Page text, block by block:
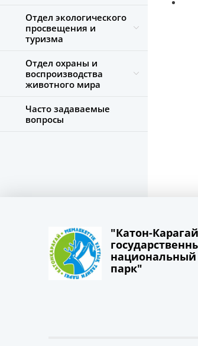
Отдел экологического
просвещения и
туризма
Отдел охраны и
воспроизводства
животного мира
Часто задаваемые
вопросы
"Катон-
парк"